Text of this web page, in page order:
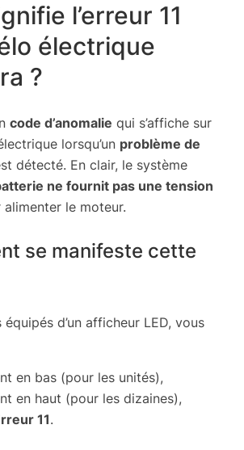
l’erreur 11
électrique
?
code d’anomalie qui s’affiche sur
lorsqu’un problème de
détecté. En clair, le système
ne fournit pas une tension
alimenter le moteur.
se manifeste cette
d’un afficheur LED, vous
en bas (pour les unités),
en haut (pour les dizaines),
11.